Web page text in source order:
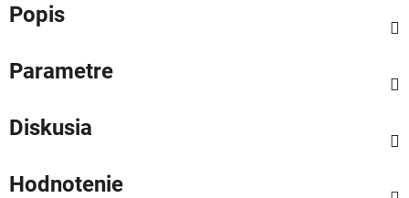
Popis
Parametre
Diskusia
Hodnotenie